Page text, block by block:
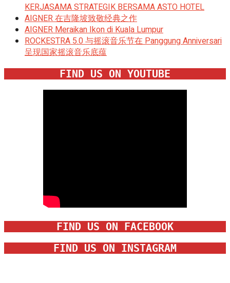
KERJASAMA STRATEGIK BERSAMA ASTO HOTEL
AIGNER 在吉隆坡致敬经典之作
AIGNER Meraikan Ikon di Kuala Lumpur
ROCKESTRA 5.0 与摇滚音乐节在 Panggung Anniversari
呈现国家摇滚音乐底蕴
FIND US ON YOUTUBE
FIND US ON FACEBOOK
FIND US ON INSTAGRAM